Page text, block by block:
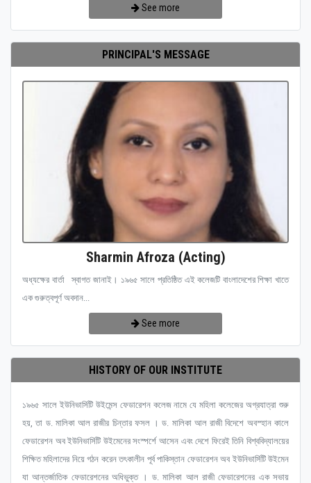
See more
PRINCIPAL'S MESSAGE
Sharmin Afroza (Acting)
অধ্যক্ষের বার্তা স্বাগত জানাই। ১৯৬৫ সালে প্রতিষ্ঠিত এই কলেজটি বাংলাদেশের শিক্ষা খাতে
এক গুরুত্বপূর্ণ অবদান...
See more
HISTORY OF OUR INSTITUTE
১৯৬৫ সালে ইউনিভার্সিটি উইমেন্স ফেডারেশন কলেজ নামে যে মহিলা কলেজের অগ্রযাত্রা শুরু
হয়, তা ড. মালিকা আল রাজীর চিন্তার ফসল । ড. মালিকা আল রাজী বিদেশে অবস্হান কালে
ফেডারেশন অব ইউনিভার্সিটি উইমেনের সংস্পর্শে আসেন এবং দেশে ফিরেই তিনি বিশ্ববিদ্যালয়ের
শিক্ষিত মহিলাদের নিয়ে গঠন করেন তৎকালীন পূর্ব পাকিস্তান ফেডারেশন অব ইউনিভার্সিটি উইমেন
যা আন্তর্জাতিক ফেডারেশনের অধিভুক্ত । ড. মালিকা আল রাজী ফেডারেশনের এক সভায়